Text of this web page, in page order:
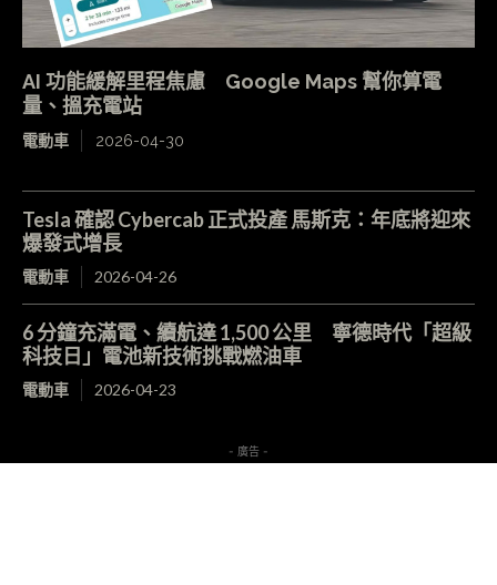
AI 功能緩解里程焦慮 Google Maps 幫你算電
量、搵充電站
電動車 2026-04-30
Tesla 確認 Cybercab 正式投產 馬斯克：年底將迎來
爆發式增長
電動車 2026-04-26
6 分鐘充滿電、續航達 1,500 公里 寧德時代「超級
科技日」電池新技術挑戰燃油車
電動車 2026-04-23
- 廣告 -